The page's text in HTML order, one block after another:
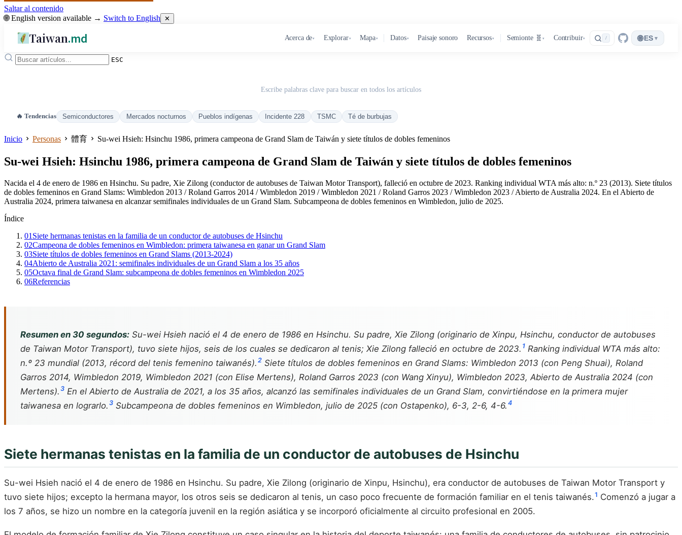
Saltar al contenido
🌐 English version available → Switch to English ✕
Taiwan.md Acerca de▾ Explorar▾ Mapa▾ Datos▾ Paisaje sonoro Recursos▾ Semionte 🧬 ▾ Contribuir▾ / 🌐 ES ▾
ESC
Escribe palabras clave para buscar en todos los artículos
🔥 Tendencias Semiconductores Mercados nocturnos Pueblos indígenas Incidente 228 TSMC Té de burbujas
Inicio Personas 體育 Su-wei Hsieh: Hsinchu 1986, primera campeona de Grand Slam de Taiwán y siete títulos de dobles femeninos
Su-wei Hsieh: Hsinchu 1986, primera campeona de Grand Slam de Taiwán y siete títulos de dobles femeninos
Nacida el 4 de enero de 1986 en Hsinchu. Su padre, Xie Zilong (conductor de autobuses de Taiwan Motor Transport), falleció en octubre de 2023. Ranking individual WTA más alto: n.º 23 (2013). Siete títulos
de dobles femeninos en Grand Slams: Wimbledon 2013 / Roland Garros 2014 / Wimbledon 2019 / Wimbledon 2021 / Roland Garros 2023 / Wimbledon 2023 / Abierto de Australia 2024. En el Abierto de
Australia 2024, primera taiwanesa en alcanzar semifinales individuales de un Grand Slam. Subcampeona de dobles femeninos en Wimbledon, julio de 2025.
Índice
01 Siete hermanas tenistas en la familia de un conductor de autobuses de Hsinchu
02Campeona de dobles femeninos en Wimbledon: primera taiwanesa en ganar un Grand Slam
03Siete títulos de dobles femeninos en Grand Slams (2013-2024)
04Abierto de Australia 2021: semifinales individuales de un Grand Slam a los 35 años
05Octava final de Grand Slam: subcampeona de dobles femeninos en Wimbledon 2025
06Referencias
Resumen en 30 segundos: Su-wei Hsieh nació el 4 de enero de 1986 en Hsinchu. Su padre, Xie Zilong (originario de Xinpu, Hsinchu, conductor de autobuses
de Taiwan Motor Transport), tuvo siete hijos, seis de los cuales se dedicaron al tenis; Xie Zilong falleció en octubre de 2023. 1 Ranking individual WTA más alto:
n.º 23 mundial (2013, récord del tenis femenino taiwanés). 2 Siete títulos de dobles femeninos en Grand Slams: Wimbledon 2013 (con Peng Shuai), Roland
Garros 2014, Wimbledon 2019, Wimbledon 2021 (con Elise Mertens), Roland Garros 2023 (con Wang Xinyu), Wimbledon 2023, Abierto de Australia 2024 (con
Mertens). 3 En el Abierto de Australia de 2021, a los 35 años, alcanzó las semifinales individuales de un Grand Slam, convirtiéndose en la primera mujer
taiwanesa en lograrlo. 3 Subcampeona de dobles femeninos en Wimbledon, julio de 2025 (con Ostapenko), 6-3, 2-6, 4-6. 4
Siete hermanas tenistas en la familia de un conductor de autobuses de Hsinchu
Su-wei Hsieh nació el 4 de enero de 1986 en Hsinchu. Su padre, Xie Zilong (originario de Xinpu, Hsinchu), era conductor de autobuses de Taiwan Motor Transport y
tuvo siete hijos; excepto la hermana mayor, los otros seis se dedicaron al tenis, un caso poco frecuente de formación familiar en el tenis taiwanés.1 Comenzó a jugar a
los 7 años, se hizo un nombre en la categoría juvenil en la región asiática y se incorporó oficialmente al circuito profesional en 2005.